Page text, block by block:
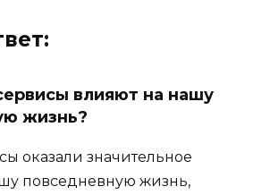
влияют на нашу
жизнь?
оказали значительное
повседневную жизнь,